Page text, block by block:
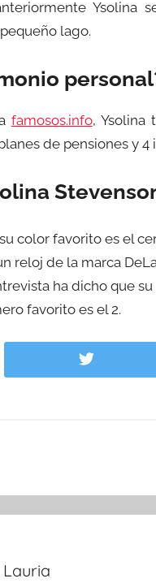
Ysolina
lago.
famosos.info, Ysolina
de pensiones y
color favorito es el
reloj de la marca
ha dicho que
favorito es el 2.